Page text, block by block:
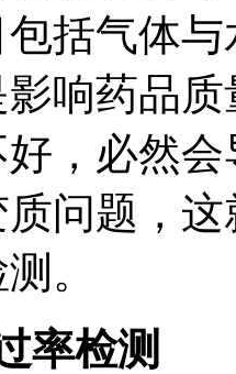
括气体
响药品
，必然
问题，
。
率检测